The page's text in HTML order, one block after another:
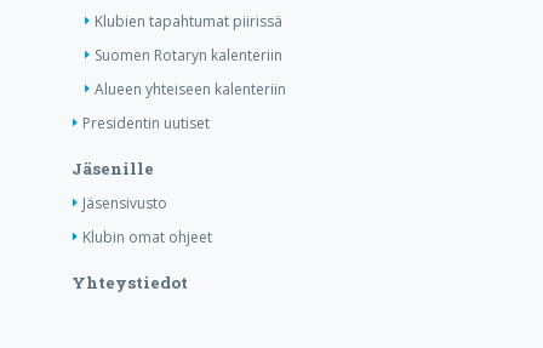
Klubien tapahtumat piirissä
Suomen Rotaryn kalenteriin
Alueen yhteiseen kalenteriin
Presidentin uutiset
Jäsenille
Jäsensivusto
Klubin omat ohjeet
Yhteystiedot